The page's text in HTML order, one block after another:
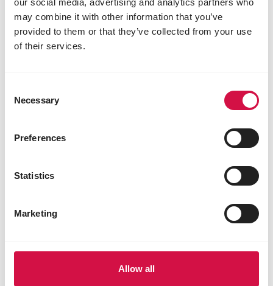
our social media, advertising and analytics partners who
may combine it with other information that you’ve
provided to them or that they’ve collected from your use
of their services.
Selection
Necessary
Preferences
Statistics
Marketing
Allow all
die verschiedenen Mahlzeiten des Tages. In
unserem Video können Sie sehen, was Opti Joint für
Ihren Hund tun kann.
Auf Facebook